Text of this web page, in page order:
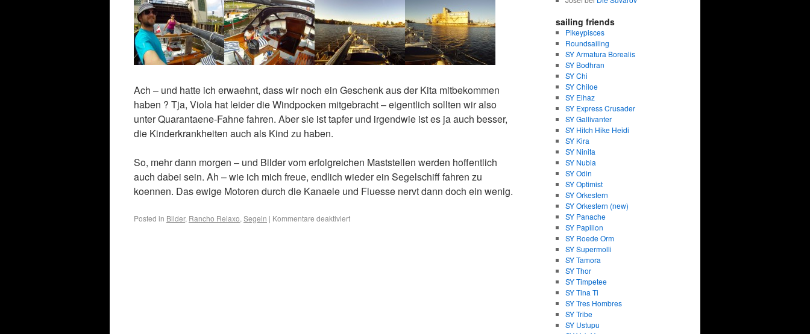
Ach – und hatte ich erwaehnt, dass wir noch ein Geschenk aus der Kita mitbekommen
haben ? Tja, Viola hat leider die Windpocken mitgebracht – eigentlich sollten wir also
unter Quarantaene-Fahne fahren. Aber sie ist tapfer und irgendwie ist es ja auch besser,
die Kinderkrankheiten auch als Kind zu haben.
So, mehr dann morgen – und Bilder vom erfolgreichen Maststellen werden hoffentlich
auch dabei sein. Ah – wie ich mich freue, endlich wieder ein Segelschiff fahren zu
koennen. Das ewige Motoren durch die Kanaele und Fluesse nervt dann doch ein wenig.
Posted in Bilder, Rancho Relaxo, Segeln | Kommentare deaktiviert
sailing friends
Pikeypisces
Roundsailing
SY Armatura Borealis
SY Bodhran
SY Chi
SY Chiloe
SY Elhaz
SY Express Crusader
SY Gallivanter
SY Hitch Hike Heidi
SY Kira
SY Ninita
SY Nubia
SY Odin
SY Optimist
SY Orkestern
SY Orkestern (new)
SY Panache
SY Papillon
SY Roede Orm
SY Supermolli
SY Tamora
SY Thor
SY Timpetee
SY Tina Ti
SY Tres Hombres
SY Tribe
SY Ustupu